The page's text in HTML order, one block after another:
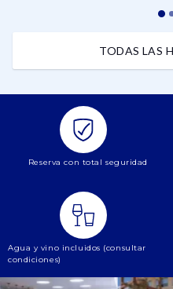
TODAS LAS
Reserva con total seguridad
Agua y vino incluidos (consultar
condiciones)